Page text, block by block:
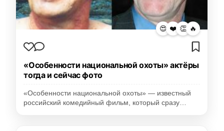
😍 ❤️ 👏 🔥
«Особенности национальной охоты» актёры
тогда и сейчас фото
«Особенности национальной охоты» — известный
российский комедийный фильм, который сразу…